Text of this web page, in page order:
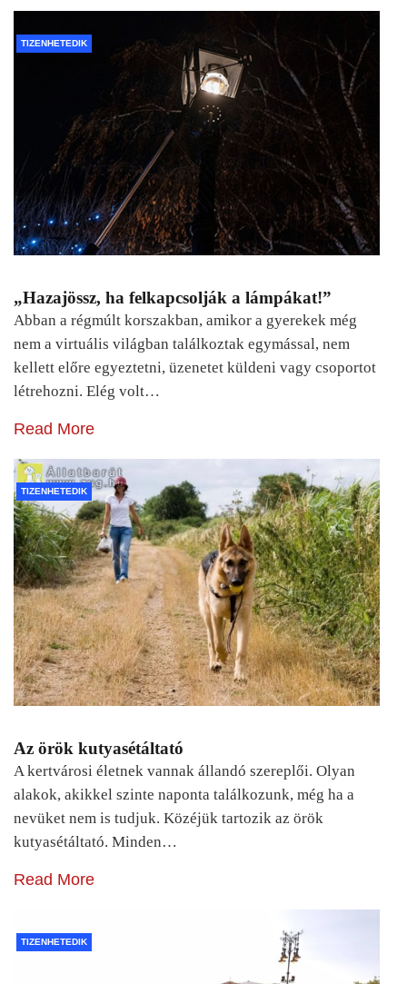
TIZENHETEDIK
„Hazajössz, ha felkapcsolják a lámpákat!”
Abban a régmúlt korszakban, amikor a gyerekek még
nem a virtuális világban találkoztak egymással, nem
kellett előre egyeztetni, üzenetet küldeni vagy csoportot
létrehozni. Elég volt…
Read More
TIZENHETEDIK
Az örök kutyasétáltató
A kertvárosi életnek vannak állandó szereplői. Olyan
alakok, akikkel szinte naponta találkozunk, még ha a
nevüket nem is tudjuk. Közéjük tartozik az örök
kutyasétáltató. Minden…
Read More
TIZENHETEDIK